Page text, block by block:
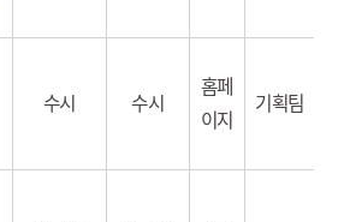
수시 수시
홈페
이지
기획팀